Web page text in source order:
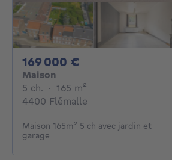
169 000 €
Maison
5 ch. 5 chambres
· 165 m²
4400 Flémalle
Maison 165m² 5 ch avec jardin et
garage